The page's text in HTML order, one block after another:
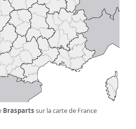
Brasparts sur la carte de France